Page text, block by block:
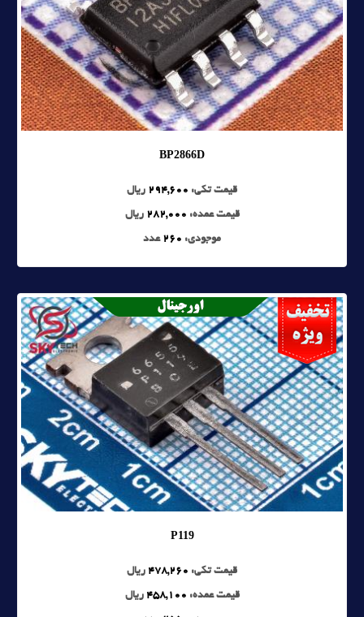
BP2866D
قیمت تکی: 294,600 ریال
قیمت عمده: 282,000 ریال
موجودی: 260 عدد
P119
قیمت تکی: 478,260 ریال
قیمت عمده: 458,100 ریال